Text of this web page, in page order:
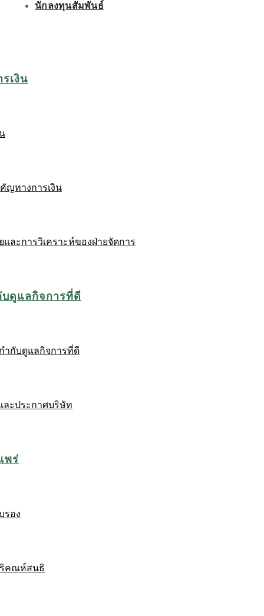
นักลงทุนสัมพันธ์
เงิน
ญทางการเงิน
และการวิเคราะห์ของฝ่ายจัดการ
ดูแลกิจการที่ดี
ำกับดูแลกิจการที่ดี
ละประกาศบริษัท
พร่
รอง
คณห์สนธิ